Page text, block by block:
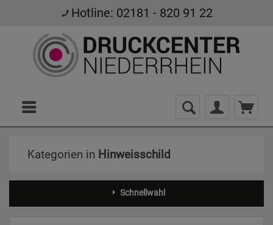
Hotline: 02181 - 820 91 22
Kategorien in Hinweisschild
Schnellwahl